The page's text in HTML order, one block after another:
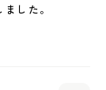
した。